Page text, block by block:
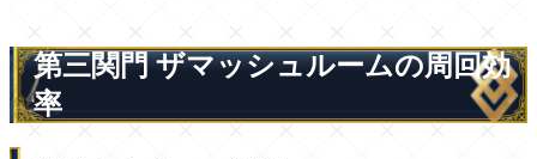
第三関門 ザマッシュルームの周回効
率